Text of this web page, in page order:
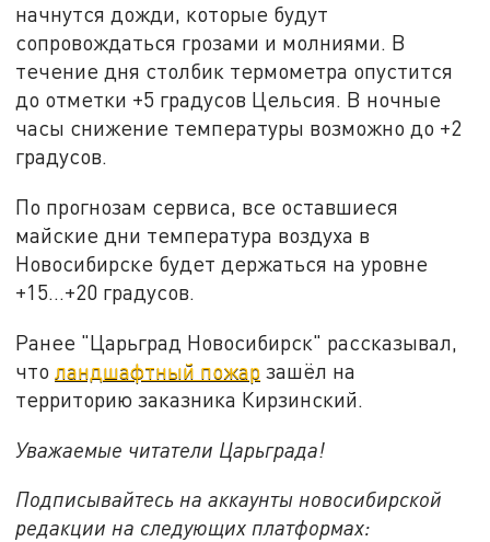
начнутся дожди, которые будут
сопровождаться грозами и молниями. В
течение дня столбик термометра опустится
до отметки +5 градусов Цельсия. В ночные
часы снижение температуры возможно до +2
градусов.
По прогнозам сервиса, все оставшиеся
майские дни температура воздуха в
Новосибирске будет держаться на уровне
+15…+20 градусов.
Ранее "Царьград Новосибирск" рассказывал,
чтоландшафтный пожар зашёл на
территорию заказника Кирзинский.
Уважаемые читатели Царьграда!
Подписывайтесь на аккаунты новосибирской
редакции на следующих платформах: